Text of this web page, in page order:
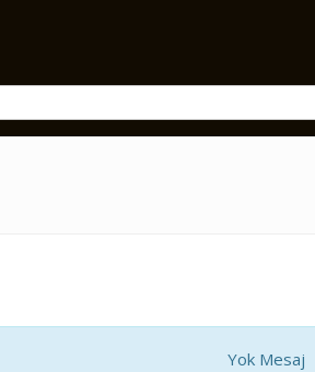
Yok Mesaj